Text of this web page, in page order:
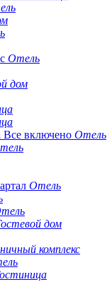
Отель
дом
Все включено Отель
Отель
дом
комплекс